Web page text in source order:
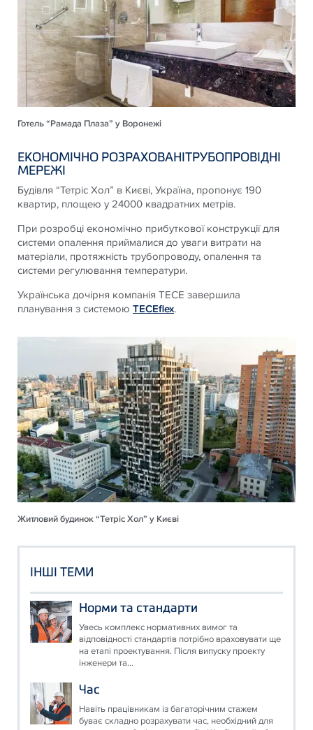
Готель “Рамада Плаза” у Воронежі
ЕКОНОМІЧНО РОЗРАХОВАНІТРУБОПРОВІДНІ
МЕРЕЖІ
Будівля “Тетріс Хол” в Києві, Україна, пропонує 190
квартир, площею у 24000 квадратних метрів.
При розробці економічно прибуткової конструкції для
системи опалення приймалися до уваги витрати на
матеріали, протяжність трубопроводу, опалення та
системи регулювання температури.
Українська дочірня компанія ТЕСЕ завершила
планування з системою TECEflex.
Житловий будинок “Тетріс Хол” у Києві
ІНШІ ТЕМИ
Норми та стандарти
Увесь комплекс нормативних вимог та
відповідності стандартів потрібно враховувати ще
на етапі проектування. Після випуску проекту
інженери та...
Час
Навіть працівникам із багаторічним стажем
буває складно розрахувати час, необхідний для